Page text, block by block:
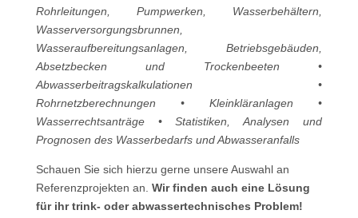
Rohrleitungen, Pumpwerken, Wasserbehältern,
Wasserversorgungsbrunnen,
Wasseraufbereitungsanlagen, Betriebsgebäuden,
Absetzbecken und Trockenbeeten •
Abwasserbeitragskalkulationen •
Rohrnetzberechnungen • Kleinkläranlagen •
Wasserrechtsanträge • Statistiken, Analysen und
Prognosen des Wasserbedarfs und Abwasseranfalls
Schauen Sie sich hierzu gerne unsere Auswahl an
Referenzprojekten an. Wir finden auch eine Lösung
für ihr trink- oder abwassertechnisches Problem!